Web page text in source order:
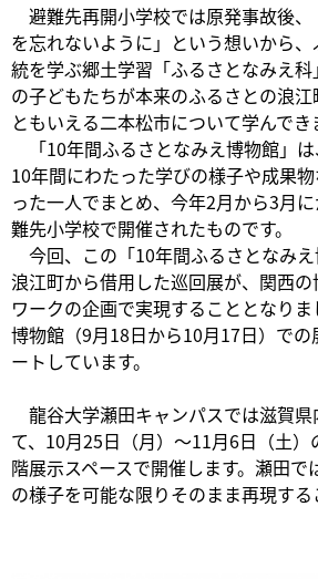
避難先再開小学校では原発事故後
を忘れないように」という想いから
統を学ぶ郷土学習「ふるさとなみえ科
の子どもたちが本来のふるさとの浪
ともいえる二本松市について学んでき
「10年間ふるさとなみえ博物館」
10年間にわたった学びの様子や成果
った一人でまとめ、今年2月から3月
難先小学校で開催されたものです。
今回、この「10年間ふるさとなみ
浪江町から借用した巡回展が、関西
ワークの企画で実現することとなり
博物館（9月18日から10月17日）での
ートしています。
龍谷大学瀬田キャンパスでは滋賀
て、10月25日（月）～11月6日（土）
階展示スペースで開催します。瀬田で
の様子を可能な限りそのまま再現する